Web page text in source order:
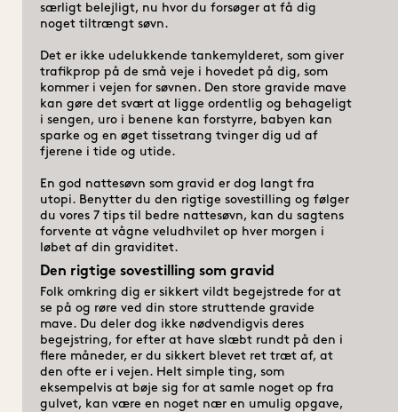
særligt belejligt, nu hvor du forsøger at få dig
noget tiltrængt søvn.
Det er ikke udelukkende tankemylderet, som giver
trafikprop på de små veje i hovedet på dig, som
kommer i vejen for søvnen. Den store gravide mave
kan gøre det svært at ligge ordentlig og behageligt
i sengen, uro i benene kan forstyrre, babyen kan
sparke og en øget tissetrang tvinger dig ud af
fjerene i tide og utide.
En god nattesøvn som gravid er dog langt fra
utopi. Benytter du den rigtige sovestilling og følger
du vores 7 tips til bedre nattesøvn, kan du sagtens
forvente at vågne veludhvilet op hver morgen i
Den rigtige sovestilling som gravid
Folk omkring dig er sikkert vildt begejstrede for at
se på og røre ved din store struttende gravide
mave. Du deler dog ikke nødvendigvis deres
begejstring, for efter at have slæbt rundt på den i
flere måneder, er du sikkert blevet ret træt af, at
den ofte er i vejen. Helt simple ting, som
eksempelvis at bøje sig for at samle noget op fra
gulvet, kan være en noget nær en umulig opgave,